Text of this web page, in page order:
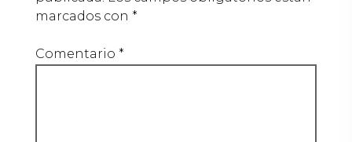
marcados con *
Comentario *